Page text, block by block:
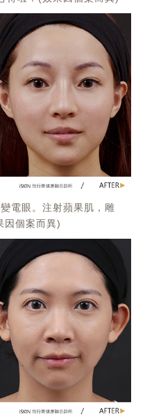
電眼。注射蘋果肌，雕
因個案而異)